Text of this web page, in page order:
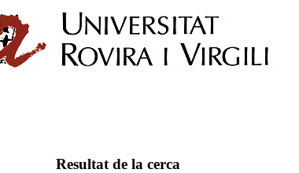
Resultat de la cerca